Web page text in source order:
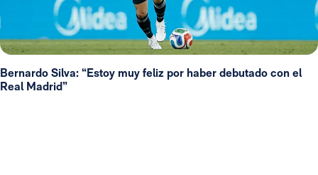
Bernardo Silva: “Estoy muy feliz por haber debutado con el
Real Madrid”